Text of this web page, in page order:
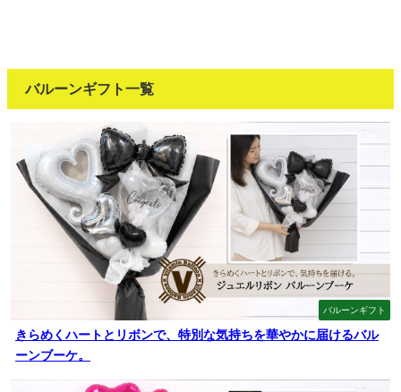
バルーンギフト一覧
バルーンギフト
きらめくハートとリボンで、特別な気持ちを華やかに届けるバル
ーンブーケ。